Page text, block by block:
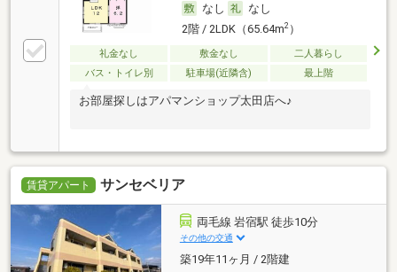
なし
なし
2階 / 2LDK（65.64m2）
礼金なし 敷金なし
二人暮らし
バス・トイレ別
駐車場(近隣含) 最上階
お部屋探しはアパマンショップ太田店へ♪
賃貸アパート サンセベリア
両毛線 岩宿駅 徒歩10分
その他の交通
築19年11ヶ月 / 2階建